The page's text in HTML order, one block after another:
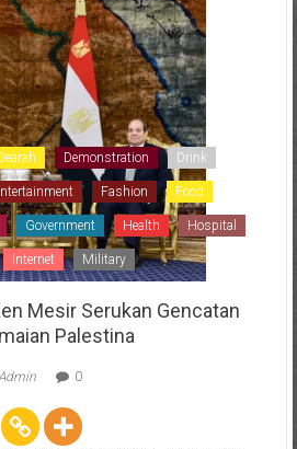
Demonstration Drink
Fashion Food
Government Health Hospital
Internet Military
Mesir Serukan Gencatan
Palestina
0